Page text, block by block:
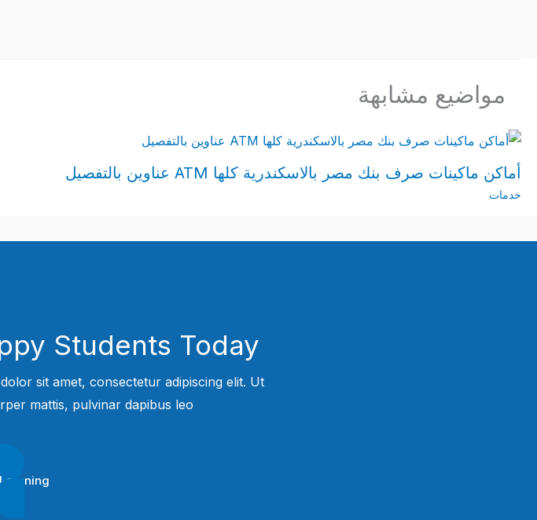
مواضيع مشابهة
أماكن ماكينات صرف بنك مصر بالاسكندرية كلها ATM عناوين بالتفصيل
خدمات
Students​ Today!
sit amet, consectetur adipiscing elit. Ut
mattis, pulvinar dapibus leo.​